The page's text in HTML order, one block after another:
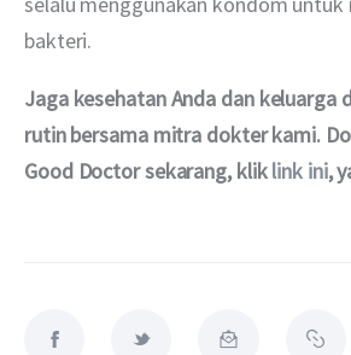
bakteri.
Jaga kesehatan Anda dan keluarga
rutin bersama mitra dokter kami.
Good Doctor sekarang, klik link ini,